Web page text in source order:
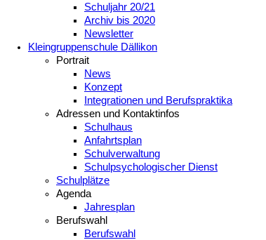
Schuljahr 20/21
Archiv bis 2020
Newsletter
Kleingruppenschule Dällikon
Portrait
News
Konzept
Integrationen und Berufspraktika
Adressen und Kontaktinfos
Schulhaus
Anfahrtsplan
Schulverwaltung
Schulpsychologischer Dienst
Schulplätze
Agenda
Jahresplan
Berufswahl
Berufswahl